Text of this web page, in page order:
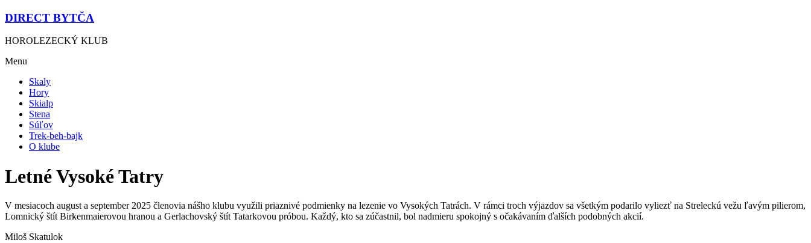
DIRECT BYTČA
HOROLEZECKÝ KLUB
Menu
Skaly
Hory
Skialp
Stena
Súľov
Trek-beh-bajk
O klube
Letné Vysoké Tatry
V mesiacoch august a september 2025 členovia nášho klubu využili priaznivé podmienky na lezenie vo Vysokých Tatrách. V rámci troch výjazdov sa všetkým podarilo vyliezť na Streleckú vežu ľavým pilierom,
Lomnický štít Birkenmaierovou hranou a Gerlachovský štít Tatarkovou próbou. Každý, kto sa zúčastnil, bol nadmieru spokojný s očakávaním ďalších podobných akcií.
Miloš Skatulok